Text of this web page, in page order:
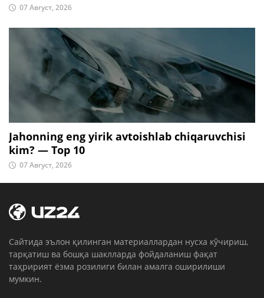
07 Август, 2026
Jahonning eng yirik avtoishlab chiqaruvchisi
kim? — Top 10
07 Август, 2026
Cайтида эълон қилинган материаллардан нусха кўчириш,
тарқатиш ва бошқа шаклларда фойдаланиш фақат
таҳририят ёзма розилиги билан амалга оширилиши
мумкин.